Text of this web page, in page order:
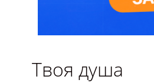
Твоя душа